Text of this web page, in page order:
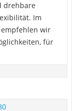
drehbare
Im
wir
für